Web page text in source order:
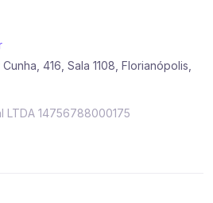
416, Sala 1108, Florianópolis,
LTDA 14756788000175